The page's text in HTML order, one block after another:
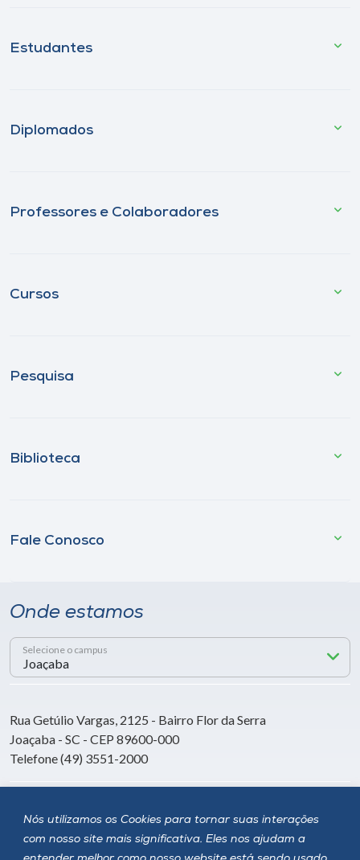
Nós utilizamos os Cookies para tornar suas interações
com nosso site mais significativa. Eles nos ajudam a
Estudantes
Diplomados
Professores e Colaboradores
Cursos
Pesquisa
Biblioteca
Fale Conosco
Onde estamos
Selecione o campus
Rua Getúlio Vargas, 2125 - Bairro Flor da Serra
Joaçaba - SC - CEP 89600-000
Telefone (49) 3551-2000
Siga a Unoesc